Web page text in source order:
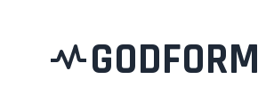
GODFORM